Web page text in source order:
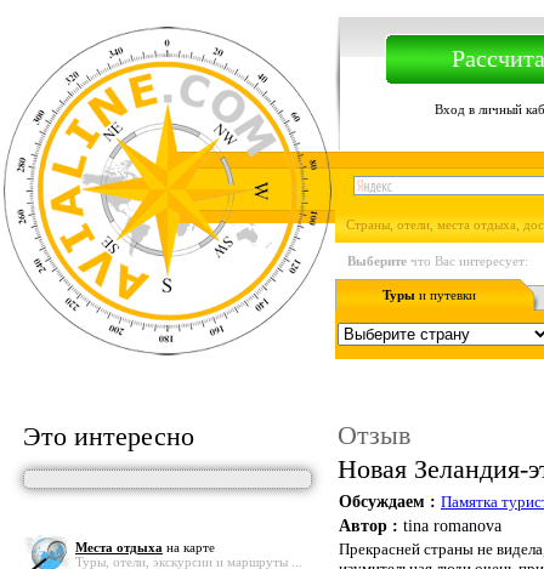
Вход в личный
Страны, отели, места отдыха,
Выберите что Вас интересует:
Туры и путевки
Это интересно
Места отдыха на карте
Туры, отели, экскурсии и маршруты ...
Отзыв
Новая Зеландия-
Обсуждаем : Памятка
Автор : tina romanova
Прекрасней страны не